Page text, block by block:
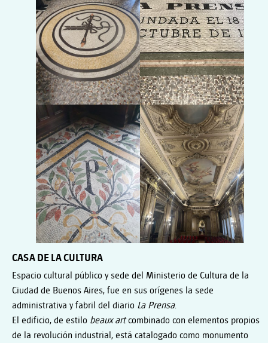
CASA DE LA CULTURA
Espacio cultural público y sede del Ministerio de Cultura de la
Ciudad de Buenos Aires, fue en sus orígenes la sede
administrativa y fabril del diario La Prensa.
El edificio, de estilo beaux artcombinado con elementos propios
de la revolución industrial, está catalogado como monumento